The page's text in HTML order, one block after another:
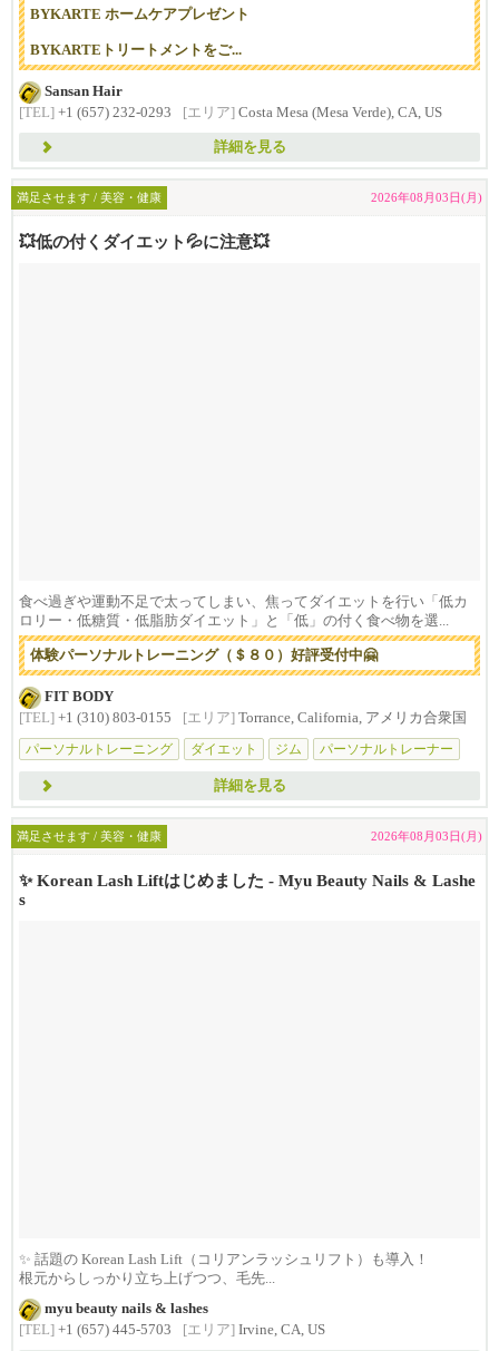
BYKARTE ホームケアプレゼント
BYKARTEトリートメントをご...
Sansan Hair
[TEL] +1 (657) 232-0293 [エリア] Costa Mesa (Mesa Verde), CA, US
詳細を見る
満足させます / 美容・健康 2026年08月03日(月)
💥低の付くダイエット💦に注意💥
食べ過ぎや運動不足で太ってしまい、焦ってダイエットを行い「低カ
ロリー・低糖質・低脂肪ダイエット」と「低」の付く食べ物を選...
体験パーソナルトレーニング（＄８０）好評受付中🤗
FIT BODY
[TEL] +1 (310) 803-0155 [エリア] Torrance, California, アメリカ合衆国
パーソナルトレーニング
ダイエット ジム パーソナルトレーナー
詳細を見る
満足させます / 美容・健康 2026年08月03日(月)
✨ Korean Lash Liftはじめました - Myu Beauty Nails & Lashe
s
✨ 話題の Korean Lash Lift（コリアンラッシュリフト）も導入！
根元からしっかり立ち上げつつ、毛先...
myu beauty nails & lashes
[TEL] +1 (657) 445-5703 [エリア] Irvine, CA, US